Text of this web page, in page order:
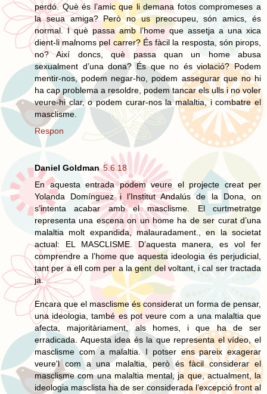
perdó. Què és l’amic que li demana fotos compromeses a
la seua amiga? Però no us preocupeu, són amics, és
normal. I què passa amb l’home que assetja a una xica
dient-li malnoms pel carrer? És fàcil la resposta, són pirops,
no? Així doncs, què passa quan un home abusa
sexualment d’una dona? És que no és violació? Podem
mentir-nos, podem negar-ho, podem assegurar que no hi
ha cap problema a resoldre, podem tancar els ulls i no voler
veure-hi clar, o podem curar-nos la malaltia, i combatre el
masclisme.
Respon
Daniel Goldman 5.6.18
En aquesta entrada podem veure el projecte creat per
Yolanda Domínguez i l’Institut Andalús de la Dona, on
s’intenta acabar amb el masclisme. El curtmetratge
representa una escena on un home ha de ser curat d’una
malaltia molt expandida, malauradament., en la societat
actual: EL MASCLISME. D’aquesta manera, es vol fer
comprendre a l’home que aquesta ideologia és perjudicial,
tant per a ell com per a la gent del voltant, i cal ser tractada
ja.
Encara que el masclisme és considerat un forma de pensar,
una ideologia, també es pot veure com a una malaltia que
afecta, majoritàriament, als homes, i que ha de ser
erradicada. Aquesta idea és la que representa el vídeo, el
masclisme com a malaltia. I potser ens pareix exagerar
veure'l com a una malaltia, però és fàcil considerar el
masclisme com una malaltia mental, ja que, actualment, la
ideologia masclista ha de ser considerada l’excepció front al